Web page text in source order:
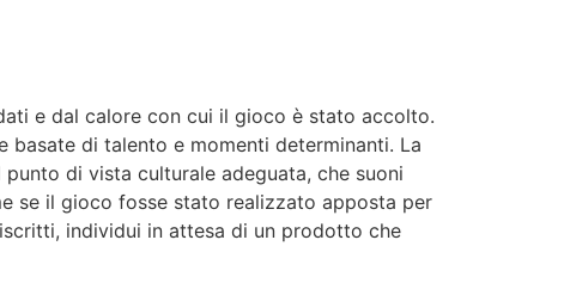
e dal calore con cui il gioco è stato accolto.
basate di talento e momenti determinanti. La
di vista culturale adeguata, che suoni
se il gioco fosse stato realizzato apposta per
individui in attesa di un prodotto che